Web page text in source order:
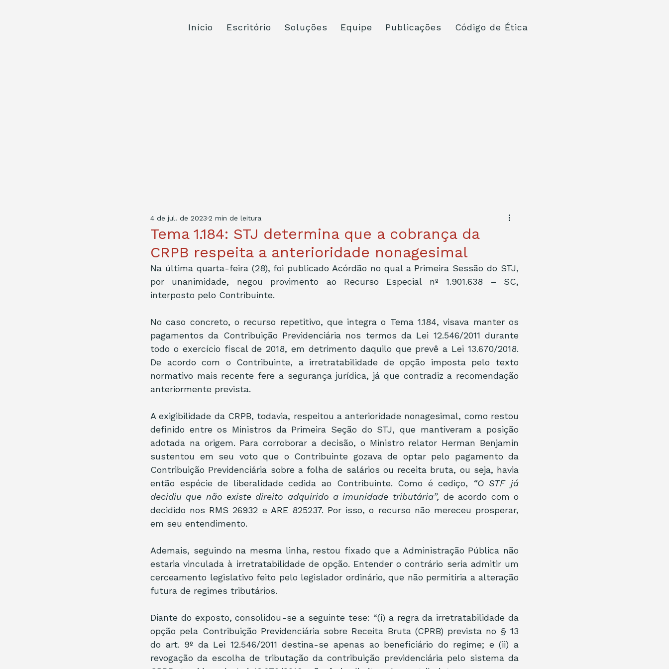
Início Escritório Soluções Equipe Publicações Código de Ética
Tema 1.184: STJ determina que a cobrança da
CRPB respeita a anterioridade nonagesimal
4 de jul. de 2023 2 min de leitura
Na última quarta-feira (28), foi publicado Acórdão no qual a Primeira Sessão do STJ,
por unanimidade, negou provimento ao Recurso Especial nº 1.901.638 – SC,
interposto pelo Contribuinte.
No caso concreto, o recurso repetitivo, que integra o Tema 1.184, visava manter os
pagamentos da Contribuição Previdenciária nos termos da Lei 12.546/2011 durante
todo o exercício fiscal de 2018, em detrimento daquilo que prevê a Lei 13.670/2018.
De acordo com o Contribuinte, a irretratabilidade de opção imposta pelo texto
normativo mais recente fere a segurança jurídica, já que contradiz a recomendação
anteriormente prevista.
A exigibilidade da CRPB, todavia, respeitou a anterioridade nonagesimal, como restou
definido entre os Ministros da Primeira Seção do STJ, que mantiveram a posição
adotada na origem. Para corroborar a decisão, o Ministro relator Herman Benjamin
sustentou em seu voto que o Contribuinte gozava de optar pelo pagamento da
Contribuição Previdenciária sobre a folha de salários ou receita bruta, ou seja, havia
então espécie de liberalidade cedida ao Contribuinte. Como é cediço,
“O STF já
decidiu que não existe direito adquirido a imunidade tributária”, de acordo com o
decidido nos RMS 26932 e ARE 825237. Por isso, o recurso não mereceu prosperar,
em seu entendimento.
Ademais, seguindo na mesma linha, restou fixado que a Administração Pública não
estaria vinculada à irretratabilidade de opção. Entender o contrário seria admitir um
cerceamento legislativo feito pelo legislador ordinário, que não permitiria a alteração
futura de regimes tributários.
Diante do exposto, consolidou-se a seguinte tese: “(i) a regra da irretratabilidade da
opção pela Contribuição Previdenciária sobre Receita Bruta (CPRB) prevista no § 13
do art. 9º da Lei 12.546/2011 destina-se apenas ao beneficiário do regime; e (ii) a
revogação da escolha de tributação da contribuição previdenciária pelo sistema da